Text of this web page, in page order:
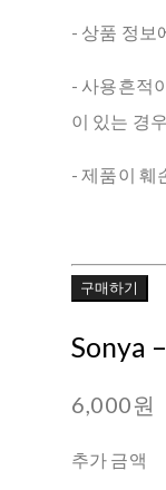
- 상품 정보
- 사용흔적
이 있는 경우
- 제품이 훼
구매하기
Sonya
6,000원
추가 금액